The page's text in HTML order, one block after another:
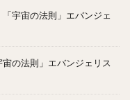
「宇宙の法則」エバンジェ
宙の法則」エバンジェリス